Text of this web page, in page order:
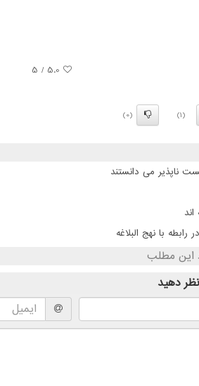
5.0
/
5
(1)
(0)
ناپذیر می دانستند
با نهج البلاغه
این مطلب
نظر دهید